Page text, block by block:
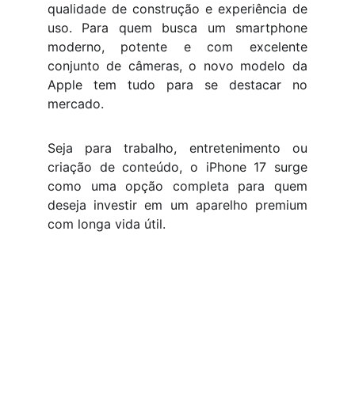
qualidade de construção e experiência de
uso. Para quem busca um smartphone
moderno, potente e com excelente
conjunto de câmeras, o novo modelo da
Apple tem tudo para se destacar no
mercado.
Seja para trabalho, entretenimento ou
criação de conteúdo, o iPhone 17 surge
como uma opção completa para quem
deseja investir em um aparelho premium
com longa vida útil.